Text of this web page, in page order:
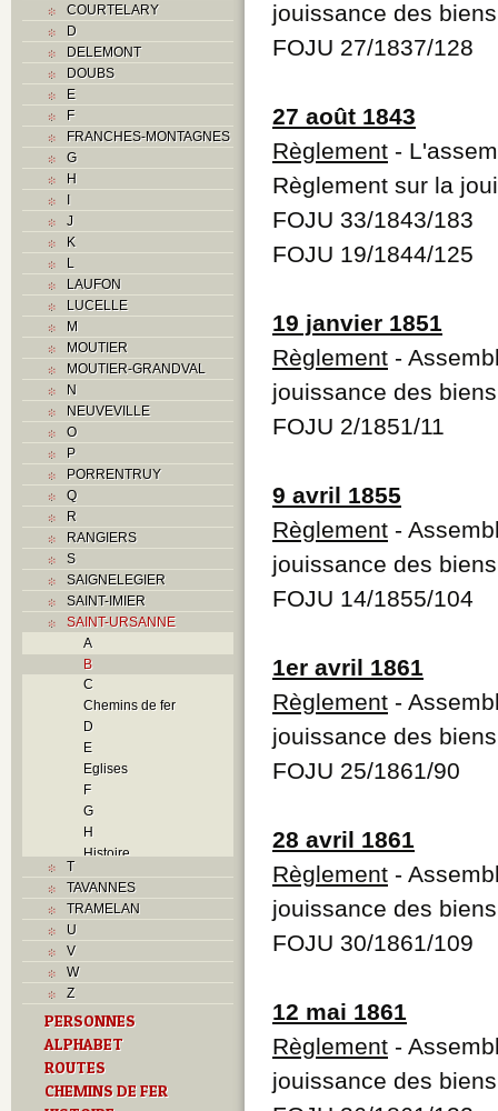
COURTELARY
D
DELEMONT
DOUBS
E
F
FRANCHES-MONTAGNES
G
H
I
J
K
L
LAUFON
LUCELLE
M
MOUTIER
MOUTIER-GRANDVAL
N
NEUVEVILLE
O
P
PORRENTRUY
Q
R
RANGIERS
S
SAIGNELEGIER
SAINT-IMIER
SAINT-URSANNE
A
B
C
Chemins de fer
D
E
Eglises
F
G
H
Histoire
J
L
R
S
T
Textes
U
T
TAVANNES
TRAMELAN
U
V
W
Z
PERSONNES
ALPHABET
ROUTES
CHEMINS DE FER
jouissance des
FOJU 27/1837/128
27 août 1843
Règlement -
Règlement sur la
FOJU 33/1843/183
FOJU 19/1844/125
19 janvier 1851
Règlement -
jouissance des
FOJU 2/1851/11
9 avril 1855
Règlement -
jouissance des
FOJU 14/1855/104
1er avril 1861
Règlement -
jouissance des
FOJU 25/1861/90
28 avril 1861
Règlement -
jouissance des
FOJU 30/1861/109
12 mai 1861
Règlement -
jouissance des